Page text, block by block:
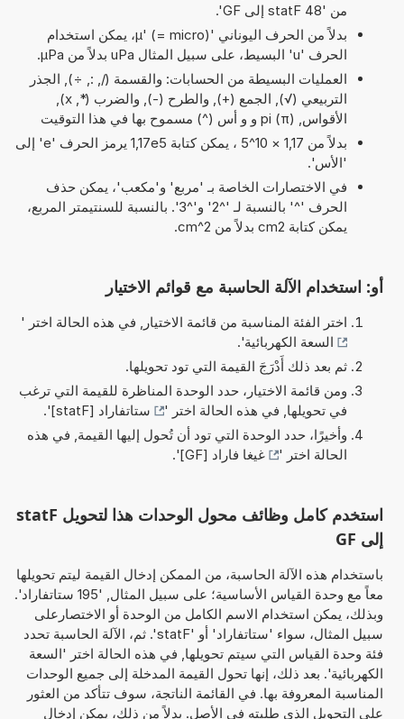
من '48 statF إلى GF'.
بدلاً من الحرف اليوناني 'µ' (= micro)، يمكن استخدام
الحرف 'u' البسيط، على سبيل المثال uPa بدلاً من µPa.
العمليات البسيطة من الحسابات: والقسمة (/, :, ÷), الجذر
التربيعي (√), الجمع (+), والطرح (-), والضرب (*, x),
الأقواس, pi (π) و و أس (^) مسموح بها في هذا التوقيت
بدلاً من 1,17 × 10^5 ، يمكن كتابة 1,17e5 يرمز الحرف 'e' إلى
'الأس'.
في الاختصارات الخاصة بـ 'مربع' و'مكعب'، يمكن حذف
الحرف '^' بالنسبة لـ '^2' و'^3'. بالنسبة للسنتيمتر المربع،
يمكن كتابة cm2 بدلاً من cm^2.
أو: استخدام الآلة الحاسبة مع قوائم الاختيار
اختر الفئة المناسبة من قائمة الاختيار, في هذه الحالة اختر '
السعة الكهربائية'.
ثم بعد ذلك أَدْرَجَ القيمة التي تود تحويلها.
ومن قائمة الاختيار، حدد الوحدة المناظرة للقيمة التي ترغب
في تحويلها, في هذه الحالة اختر '
ستاتفاراد [statF]
'.
وأخيرًا، حدد الوحدة التي تود أن تُحول إليها القيمة, في هذه
الحالة اختر '
غيغا فاراد [GF] '.
استخدم كامل وظائف محول الوحدات هذا لتحويل statF
إلى GF
باستخدام هذه الآلة الحاسبة، من الممكن إدخال القيمة ليتم تحويلها
معاً مع وحدة القياس الأساسية؛ على سبيل المثال, '195 ستاتفاراد'.
وبذلك، يمكن استخدام الاسم الكامل من الوحدة أو الاختصارعلى
سبيل المثال، سواء 'ستاتفاراد' أو 'statF'. ثم، الآلة الحاسبة تحدد
فئة وحدة القياس التي سيتم تحويلها, في هذه الحالة اختر 'السعة
الكهربائية'. بعد ذلك، إنها تحول القيمة المدخلة إلى جميع الوحدات
المناسبة المعروفة بها. في القائمة الناتجة، سوف تتأكد من العثور
على التحويل الذي طلبته في الأصل. بدلاً من ذلك، يمكن إدخال